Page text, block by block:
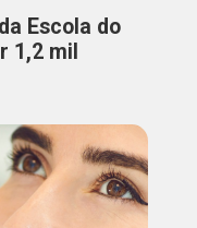
Escola do
1,2 mil